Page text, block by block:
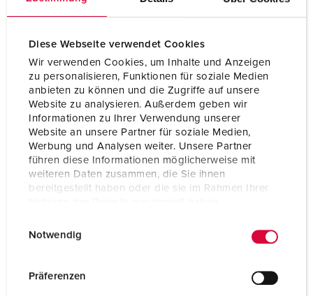
Diese Webseite verwendet Cookies
Wir verwenden Cookies, um Inhalte und Anzeigen
zu personalisieren, Funktionen für soziale Medien
anbieten zu können und die Zugriffe auf unsere
Website zu analysieren. Außerdem geben wir
Informationen zu Ihrer Verwendung unserer
Website an unsere Partner für soziale Medien,
Werbung und Analysen weiter. Unsere Partner
führen diese Informationen möglicherweise mit
weiteren Daten zusammen, die Sie ihnen
bereitgestellt haben oder die sie im Rahmen Ihrer
Notwendig
Präferenzen